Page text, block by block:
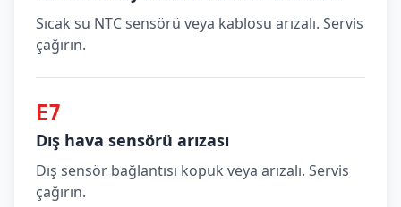
Sıcak su NTC sensörü veya kablosu arızalı. Servis
çağırın.
E7
Dış hava sensörü arızası
Dış sensör bağlantısı kopuk veya arızalı. Servis
çağırın.